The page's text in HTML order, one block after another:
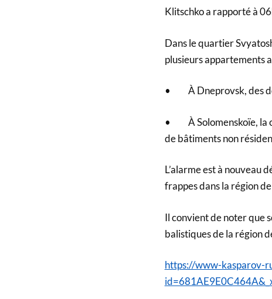
Klitschko a rapporté à
Dans le quartier
plusieurs appartements
• À Dneprovsk, des
• À Solomenskoïe, la
de bâtiments non
L’alarme est à nouveau
frappes dans la région
Il convient de noter que
balistiques de la région
https://www-kasparov-